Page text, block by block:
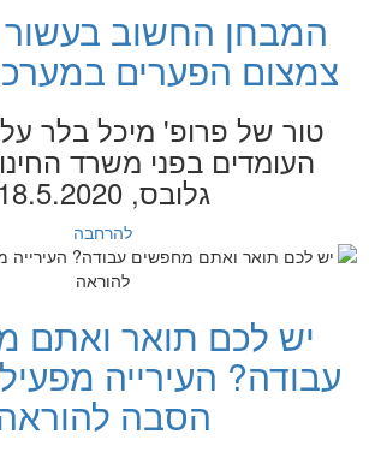
המבחן החשוב בעשור
צמצום הפערים
טור של פרופ' מיכל בלר
העומדים בפני משרד
גלובס, 18.5.2020
להרחבה
יש לכם תואר ואתם
עבודה? העירייה
הסבה להוראה